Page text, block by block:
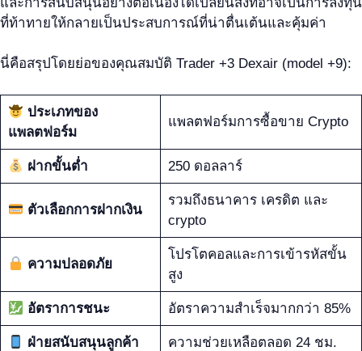
ที่ท้าทายให้กลายเป็นประสบการณ์ที่น่าตื่นเต้นและคุ้มค่า
นี่คือสรุปโดยย่อของคุณสมบัติ Trader +3 Dexair (model +9):
ประเภทของ
แพลตฟอร์ม
แพลตฟอร์มการซื้อขาย Crypto
ฝากขั้นต่ำ 250 ดอลลาร์
ตัวเลือกการฝากเงิน
รวมถึงธนาคาร เครดิต และ
crypto
ความปลอดภัย
โปรโตคอลและการเข้ารหัสขั้น
สูง
อัตราการชนะ อัตราความสำเร็จมากกว่า 85%
ฝ่ายสนับสนุนลูกค้า ความช่วยเหลือตลอด 24 ชม.